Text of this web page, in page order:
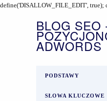
define('DISALLOW_FILE_EDIT',
BLOG SEO
ADWORDS
PODSTAWY
SŁOWA KLUCZOWE